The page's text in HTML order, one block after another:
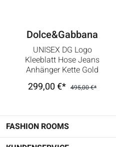
Dolce&Gabbana
UNISEX DG Logo
Kleeblatt Hose Jeans
Anhänger Kette Gold
299,00 €* 495,00 €*
FASHION ROOMS